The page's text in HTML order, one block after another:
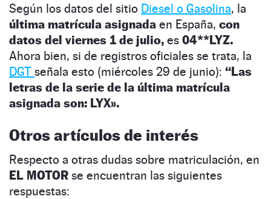
Según los datos del sitio Diesel o Gasolina, la
última matrícula asignada en España, con
datos del viernes 1 de julio, es 04**LYZ.
Ahora bien, si de registros oficiales se trata, la
DGT señala esto (miércoles 29 de junio): “Las
letras de la serie de la última matrícula
asignada son: LYX».
Otros artículos de interés
Respecto a otras dudas sobre matriculación, en
EL MOTOR se encuentran las siguientes
respuestas: